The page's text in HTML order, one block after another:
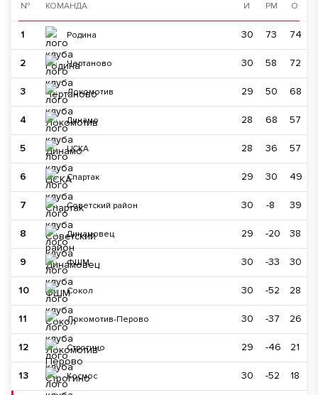
№ КОМАНДА И РМ О
1 Родина 30 73 74
2 Чертаново 30 58 72
3 Локомотив 29 50 68
4 Динамо 28 68 57
5 ЦСКА 28 36 57
6 Спартак 29 30 49
7 Советский район 30 -8 39
8 Динамовец 29 -20 38
9 ФШМ 30 -33 30
10 Сокол 30 -52 28
11 Локомотив-Перово 30 -37 26
12 Строгино 29 -46 21
13 Космос 30 -52 18